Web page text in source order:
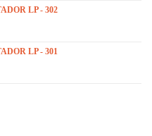
LP - 302
LP - 301